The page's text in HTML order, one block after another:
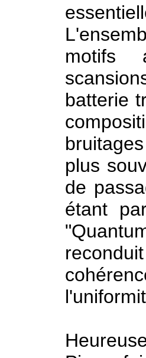
motifs
batterie
plus
de
étant